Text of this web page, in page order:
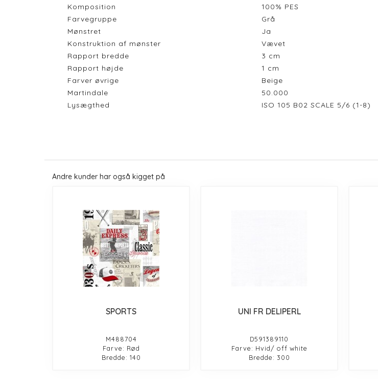
Komposition
100% PES
Farvegruppe
Grå
Mønstret
Ja
Konstruktion af mønster
Vævet
Rapport bredde
3 cm
Rapport højde
1 cm
Farver øvrige
Beige
Martindale
50.000
Lysægthed
ISO 105 B02 SCALE 5/6 (1-8)
Andre kunder har også kigget på
SPORTS
M488704
Farve: Rød
Bredde: 140
UNI FR DELIPERL
D591389110
Farve: Hvid/ off white
Bredde: 300